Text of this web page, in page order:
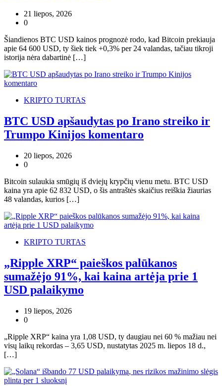
21 liepos, 2026
0
Šiandienos BTC USD kainos prognozė rodo, kad Bitcoin prekiauja
apie 64 600 USD, ty šiek tiek +0,3% per 24 valandas, tačiau tikroji
istorija nėra dabartinė […]
KRIPTO TURTAS
BTC USD apšaudytas po Irano streiko ir
Trumpo Kinijos komentaro
20 liepos, 2026
0
Bitcoin sulaukia smūgių iš dviejų krypčių vienu metu. BTC USD
kaina yra apie 62 832 USD, o šis antraštės skaičius reiškia žiaurias
48 valandas, kurios […]
KRIPTO TURTAS
„Ripple XRP“ paieškos palūkanos
sumažėjo 91%, kai kaina artėja prie 1
USD palaikymo
19 liepos, 2026
0
„Ripple XRP“ kaina yra 1,08 USD, ty daugiau nei 60 % mažiau nei
visų laikų rekordas – 3,65 USD, nustatytas 2025 m. liepos 18 d.,
[…]